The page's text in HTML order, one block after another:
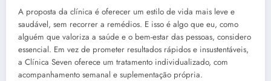
A proposta da clínica é oferecer um estilo de vida mais leve e
saudável, sem recorrer a remédios. E isso é algo que eu, como
alguém que valoriza a saúde e o bem-estar das pessoas, considero
essencial. Em vez de prometer resultados rápidos e insustentáveis,
a Clínica Seven oferece um tratamento individualizado, com
acompanhamento semanal e suplementação própria.